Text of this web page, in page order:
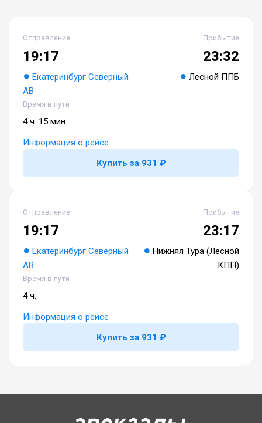
Отправление
19:17
Екатеринбург Северный
АВ
Прибытие
23:32
Лесной ППБ
Время в пути
4 ч. 15 мин.
Информация о рейсе
Купить за 931 ₽
Отправление
19:17
Екатеринбург Северный
АВ
Прибытие
23:17
Нижняя Тура (Лесной
КПП)
Время в пути
4 ч.
Информация о рейсе
Купить за 931 ₽